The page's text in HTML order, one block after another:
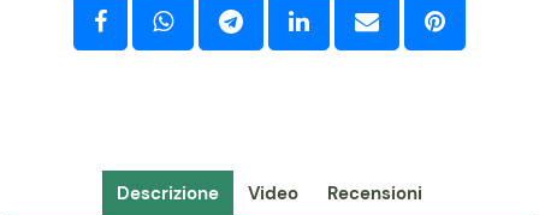
Descrizione Video Recensioni